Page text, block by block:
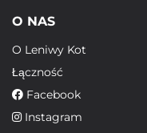
O NAS
O Leniwy Kot
Łączność
Facebook
Instagram